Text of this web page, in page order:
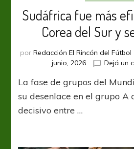
Sudáfrica fue más
Corea del Sur y
por Redacción El Rincón del Fútbol
junio, 2026
Dejá un
La fase de grupos del
su desenlace en el grupo A
decisivo entre …